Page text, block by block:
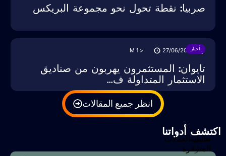
صربيا: نقطة تحول نحو مجموعة البريكس
أخبار M
تايوان: المستثمرون يهربون من صناديق
الاستثمار المتداولة ف...
انظر جميع المقالات
أدواتناحاسبة
الضرائب
تحليل العملات
المشفرة